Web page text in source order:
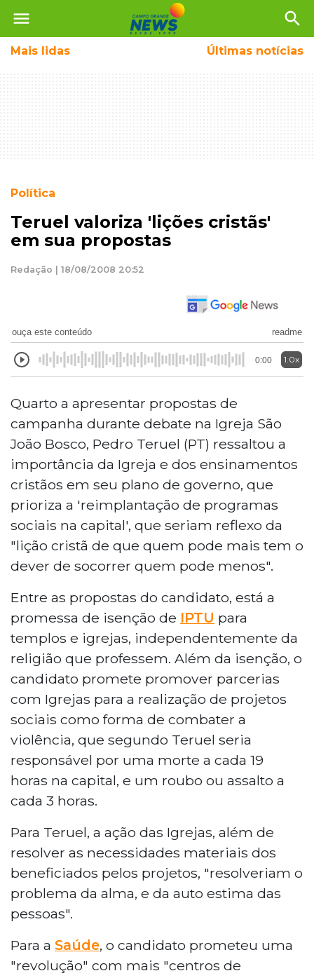
menu search
Mais lidas Últimas notícias
Política
Teruel valoriza 'lições cristãs'
em sua propostas
Redação | 18/08/2008 20:52
ouça este conteúdo readme
0:00 1.0x
Quarto a apresentar propostas de
campanha durante debate na Igreja São
João Bosco, Pedro Teruel (PT) ressaltou a
importância da Igreja e dos ensinamentos
cristãos em seu plano de governo, que
prioriza a 'reimplantação de programas
sociais na capital', que seriam reflexo da
"lição cristã de que quem pode mais tem o
dever de socorrer quem pode menos".
Entre as propostas do candidato, está a
promessa de isenção de IPTU para
templos e igrejas, independentemente da
religião que professem. Além da isenção, o
candidato promete promover parcerias
com Igrejas para a realização de projetos
sociais como forma de combater a
violência, que segundo Teruel seria
responsável por uma morte a cada 19
horas na capital, e um roubo ou assalto a
cada 3 horas.
Para Teruel, a ação das Igrejas, além de
resolver as necessidades materiais dos
beneficiados pelos projetos, "resolveriam o
problema da alma, e da auto estima das
pessoas".
Para a Saúde, o candidato prometeu uma
"revolução" com mais "centros de